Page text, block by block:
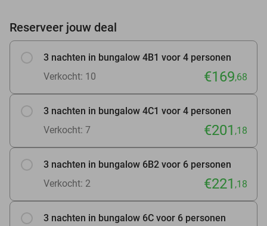
Reserveer jouw deal
3 nachten in bungalow 4B1 voor 4 personen
Verkocht: 10
€169,68
3 nachten in bungalow 4C1 voor 4 personen
Verkocht: 7
€201 ,18
3 nachten in bungalow 6B2 voor 6 personen
Verkocht: 2
€221 ,18
3 nachten in bungalow 6C voor 6 personen